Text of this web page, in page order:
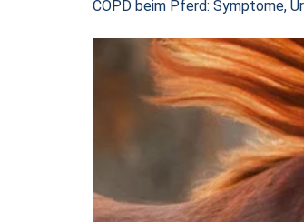
COPD beim Pferd: Symptome,